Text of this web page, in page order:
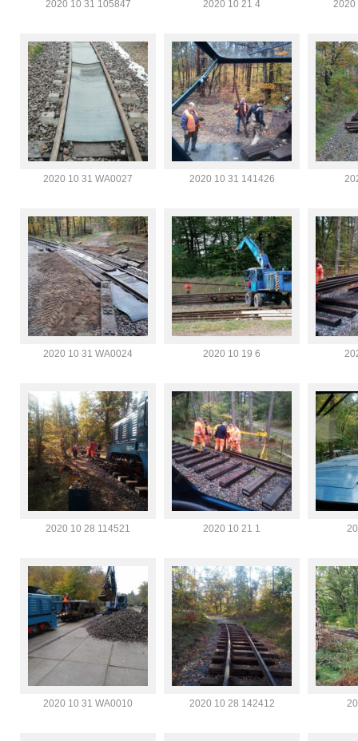
2020 10 31 105847 2020 10 21 4 2020
2020 10 31 WA0027 2020 10 31 141426
2020 10 31 WA0024 2020 10 19 6
2020 10 28 114521 2020 10 21 1
2020 10 31 WA0010 2020 10 28 142412